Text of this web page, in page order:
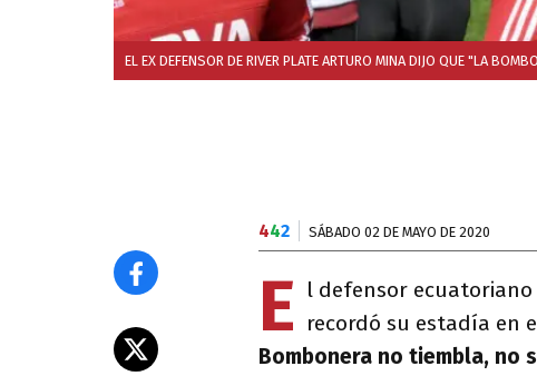
EL EX DEFENSOR DE RIVER PLATE ARTURO MINA DIJO QUE "LA
442 SÁBADO 02 DE MAYO DE 2020
E l defensor ecuatoriano
recordó su estadía en
Bombonera no tiembla, no